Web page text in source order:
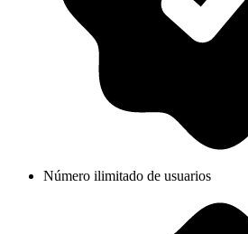
Número ilimitado de usuarios